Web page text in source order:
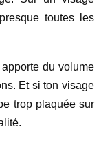
toutes les
du volume
Et si ton visage
trop plaquée sur